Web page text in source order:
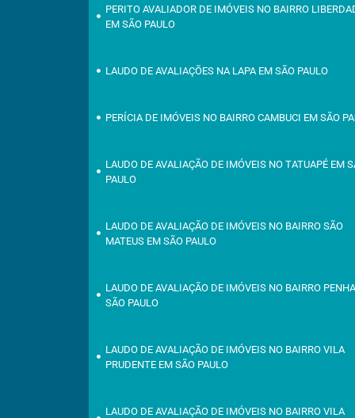
PERITO AVALIADOR DE IMÓVEIS NO BAIRRO
EM SÃO PAULO
LAUDO DE AVALIAÇÕES NA LAPA EM SÃO PAULO
PERÍCIA DE IMÓVEIS NO BAIRRO CAMBUCI EM SÃO
LAUDO DE AVALIAÇÃO DE IMÓVEIS NO TATUAPÉ EM
PAULO
LAUDO DE AVALIAÇÃO DE IMÓVEIS NO BAIRRO SÃO
MATEUS EM SÃO PAULO
LAUDO DE AVALIAÇÃO DE IMÓVEIS NO BAIRRO
SÃO PAULO
LAUDO DE AVALIAÇÃO DE IMÓVEIS NO BAIRRO VILA
PRUDENTE EM SÃO PAULO
LAUDO DE AVALIAÇÃO DE IMÓVEIS NO BAIRRO VILA